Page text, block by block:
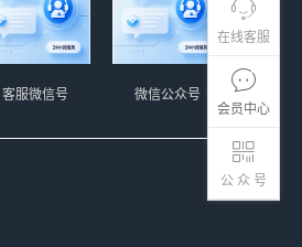
在线客服
会员中心
公 众 号
微信公众号
客服微信号